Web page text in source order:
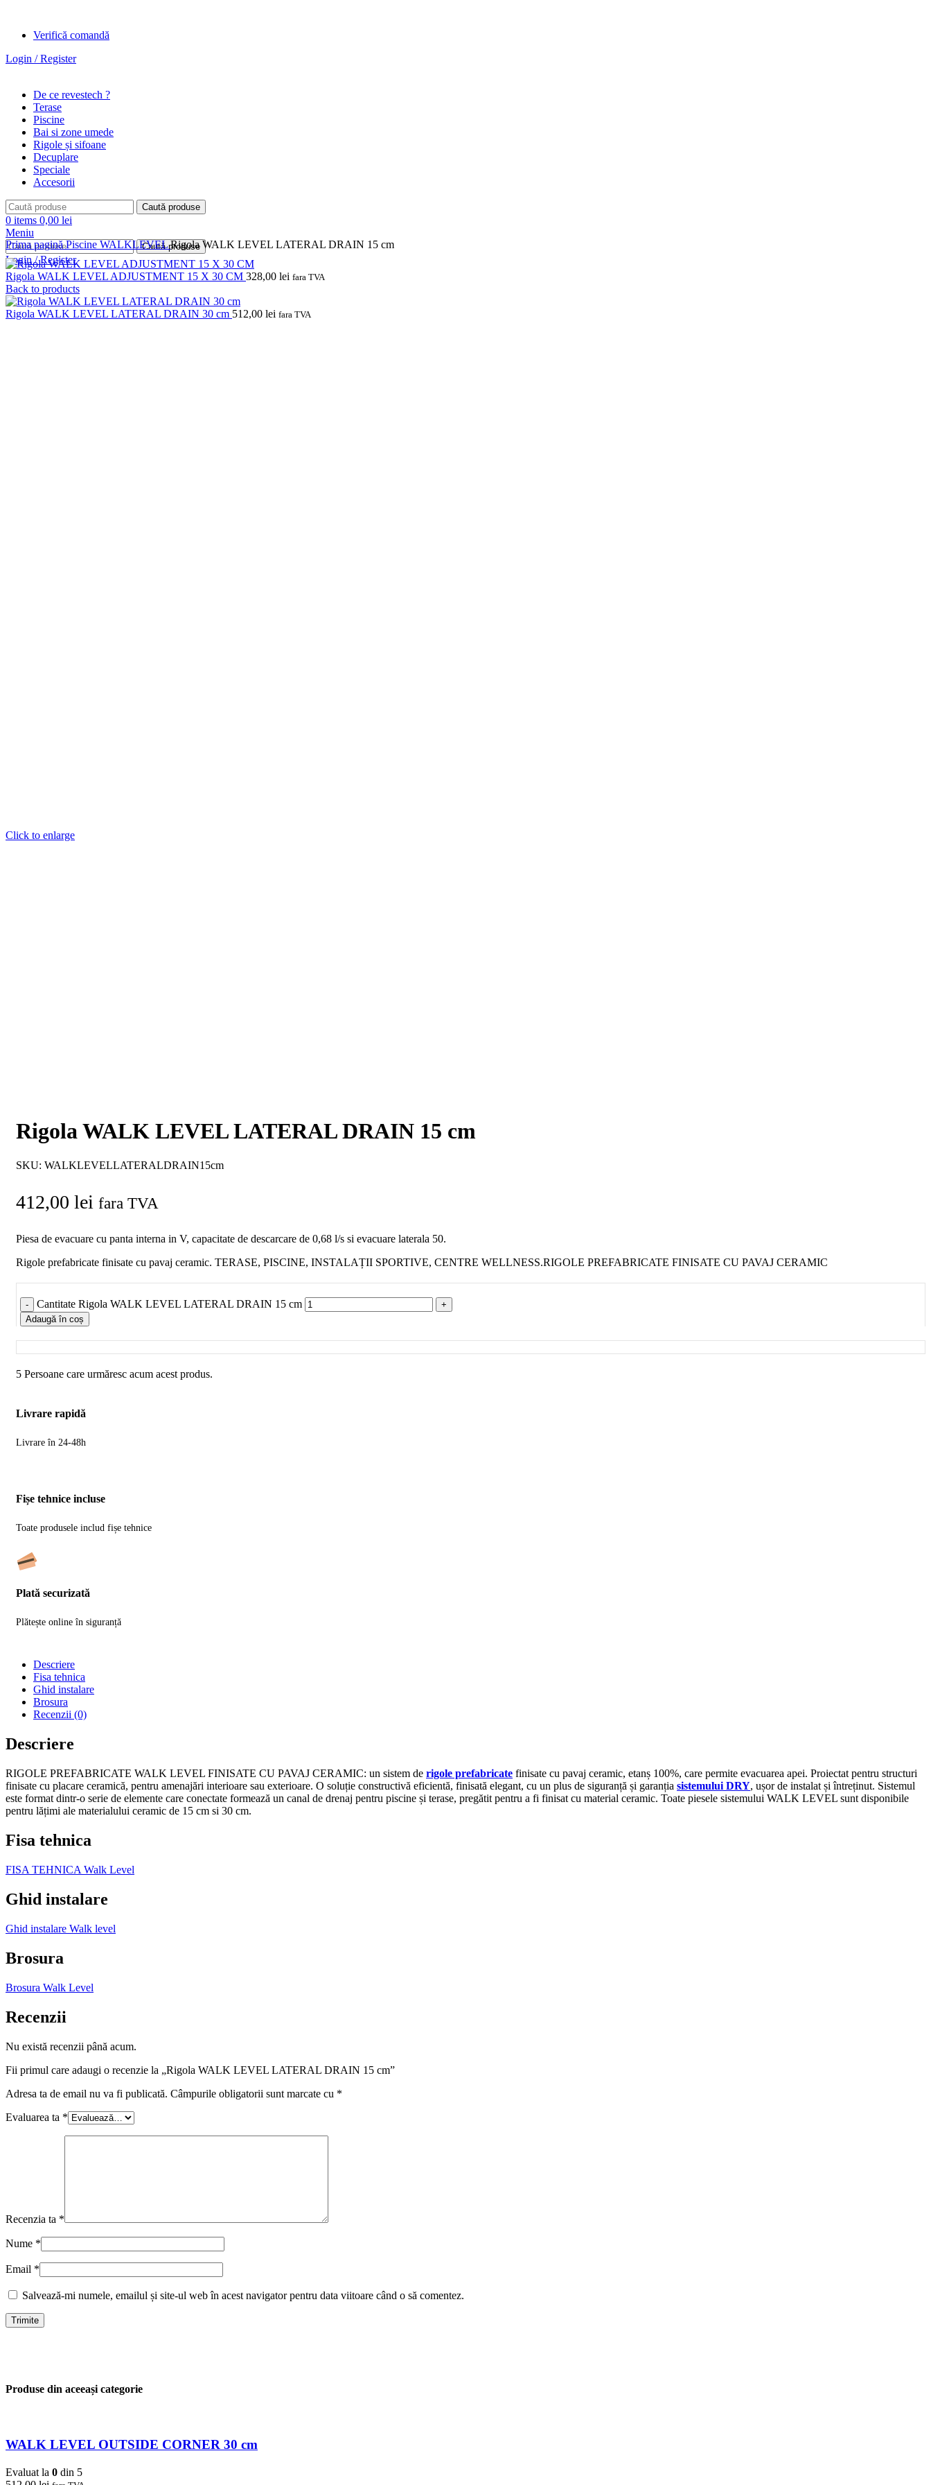
Verifică comandă
Login / Register
De ce revestech ?
Terase
Piscine
Bai si zone umede
Rigole și sifoane
Decuplare
Speciale
Accesorii
Caută produse
0 items 0,00 lei
Meniu
Caută produse
Login / Register
Prima paginăPiscine WALKLEVELRigola WALK LEVEL LATERAL DRAIN 15 cm
Rigola WALK LEVEL ADJUSTMENT 15 X 30 CM 328,00 lei fara TVA
Back to products
Rigola WALK LEVEL LATERAL DRAIN 30 cm 512,00 lei fara TVA
Click to enlarge
Rigola WALK LEVEL LATERAL DRAIN 15 cm
SKU: WALKLEVELLATERALDRAIN15cm
412,00 lei fara TVA
Piesa de evacuare cu panta interna in V, capacitate de descarcare de 0,68 l/s si evacuare laterala 50.
Rigole prefabricate finisate cu pavaj ceramic. TERASE, PISCINE, INSTALAȚII SPORTIVE, CENTRE WELLNESS.RIGOLE PREFABRICATE FINISATE CU PAVAJ CERAMIC
Cantitate Rigola WALK LEVEL LATERAL DRAIN 15 cm
Adaugă în coș
5 Persoane care urmăresc acum acest produs.
Livrare rapidă
Livrare în 24-48h
Fișe tehnice incluse
Toate produsele includ fișe tehnice
Plată securizată
Plătește online în siguranță
Descriere
Fisa tehnica
Ghid instalare
Brosura
Recenzii (0)
Descriere
RIGOLE PREFABRICATE WALK LEVEL FINISATE CU PAVAJ CERAMIC: un sistem de rigole prefabricate finisate cu pavaj ceramic, etanș 100%, care permite evacuarea apei. Proiectat pentru structuri
finisate cu placare ceramică, pentru amenajări interioare sau exterioare. O soluție constructivă eficientă, finisată elegant, cu un plus de siguranță și garanția sistemului DRY, ușor de instalat și întreținut. Sistemul
este format dintr-o serie de elemente care conectate formează un canal de drenaj pentru piscine și terase, pregătit pentru a fi finisat cu material ceramic. Toate piesele sistemului WALK LEVEL sunt disponibile
pentru lățimi ale materialului ceramic de 15 cm si 30 cm.
Fisa tehnica
FISA TEHNICA Walk Level
Ghid instalare
Ghid instalare Walk level
Brosura
Brosura Walk Level
Recenzii
Nu există recenzii până acum.
Fii primul care adaugi o recenzie la „Rigola WALK LEVEL LATERAL DRAIN 15 cm”
Adresa ta de email nu va fi publicată. Câmpurile obligatorii sunt marcate cu *
Evaluarea ta *
Recenzia ta *
Nume *
Email *
Salvează-mi numele, emailul și site-ul web în acest navigator pentru data viitoare când o să comentez.
Produse din aceeași categorie
WALK LEVEL OUTSIDE CORNER 30 cm
Evaluat la 0 din 5